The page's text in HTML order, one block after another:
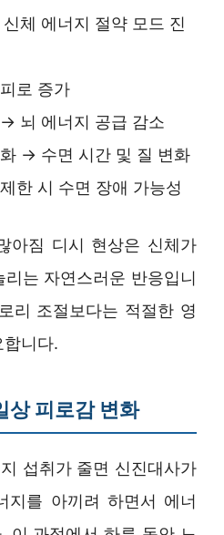
체 에너지 절약 모드 진
로 증가
뇌 에너지 공급 감소
→ 수면 시간 및 질 변화
한 시 수면 장애 가능성
아짐 디시 현상은 신체가
는 자연스러운 반응입니
리 조절보다는 적절한 영
니다.
상 피로감 변화
섭취가 줄면 신진대사가
지를 아끼려 하면서 에너